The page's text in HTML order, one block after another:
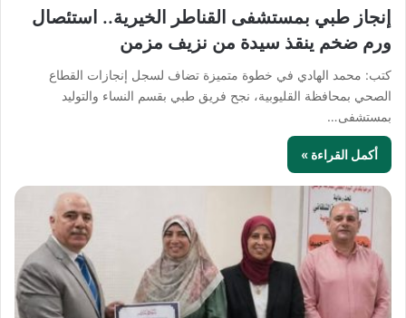
إنجاز طبي بمستشفى القناطر الخيرية.. استئصال
ورم ضخم ينقذ سيدة من نزيف مزمن
كتب: محمد الهادي في خطوة متميزة تضاف لسجل إنجازات القطاع
الصحي بمحافظة القليوبية، نجح فريق طبي بقسم النساء والتوليد
بمستشفى…
أكمل القراءة »